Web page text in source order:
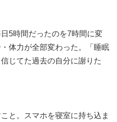
5時間だったのを7時間に変
体力が全部変わった。「睡眠
じてた過去の自分に謝りた
と。スマホを寝室に持ち込ま